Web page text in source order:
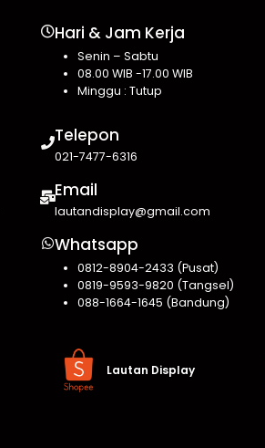
Hari & Jam Kerja
Senin – Sabtu
08.00 WIB -17.00 WIB
Minggu : Tutup
Telepon
021-7477-6316
Email
lautandisplay@gmail.com
Whatsapp
0812-8904-2433 (Pusat)
0819-9593-9820 (Tangsel)
088-1664-1645 (Bandung)
Lautan Display